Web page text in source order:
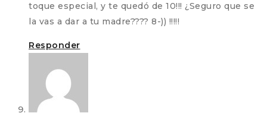
toque especial, y te quedó de 10!!! ¿Seguro que se
la vas a dar a tu madre???? 8-)) !!!!!
Responder